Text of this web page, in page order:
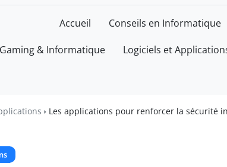
Accueil Conseils en Informatique
Gaming & Informatique Logiciels et
Les applications pour renforcer la sécurité